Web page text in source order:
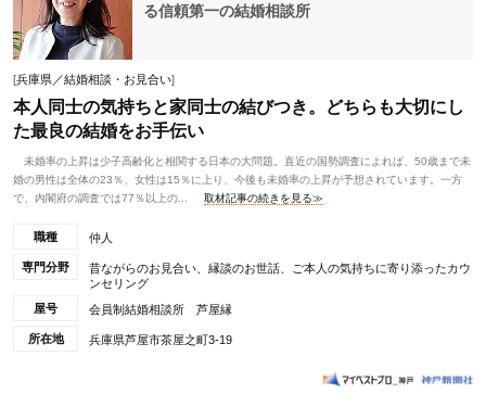
る信頼第一の結婚相談所
[兵庫県／結婚相談・お見合い]
本人同士の気持ちと家同士の結びつき。どちらも大切にし
た最良の結婚をお手伝い
未婚率の上昇は少子高齢化と相関する日本の大問題。直近の国勢調査によれば、50歳まで未
婚の男性は全体の23％、女性は15％に上り、今後も未婚率の上昇が予想されています。一方
で、内閣府の調査では77％以上の...
取材記事の続きを見る≫
職種 仲人
専門分野
昔ながらのお見合い、縁談のお世話、ご本人の気持ちに寄り添ったカウ
ンセリング
屋号
会員制結婚相談所 芦屋縁
所在地 兵庫県芦屋市茶屋之町3-19